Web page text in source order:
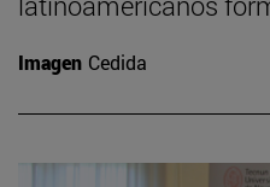
Imagen Cedida